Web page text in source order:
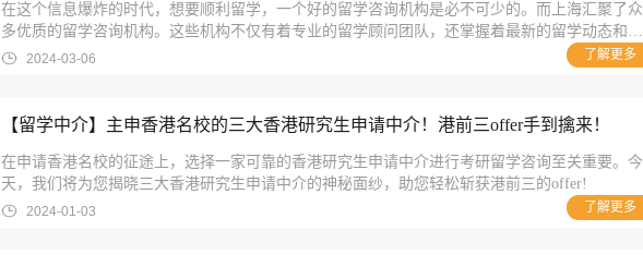
在这个信息爆炸的时代，想要顺利留学，一个好的留学咨询机构是必不可少的。而上海汇聚了众
多优质的留学咨询机构。这些机构不仅有着专业的留学顾问团队，还掌握着最新的留学动态和申
请技巧。无论你是对留学毫无头绪的新手，还是已经有一定经验的申请者，这些机构都能为你提
2024-03-06 了解更多
【留学中介】主申香港名校的三大香港研究生申请中介！港前三offer手到擒来！
在申请香港名校的征途上，选择一家可靠的香港研究生申请中介进行考研留学咨询至关重要。今
天，我们将为您揭晓三大香港研究生申请中介的神秘面纱，助您轻松斩获港前三的offer!
2024-01-03 了解更多